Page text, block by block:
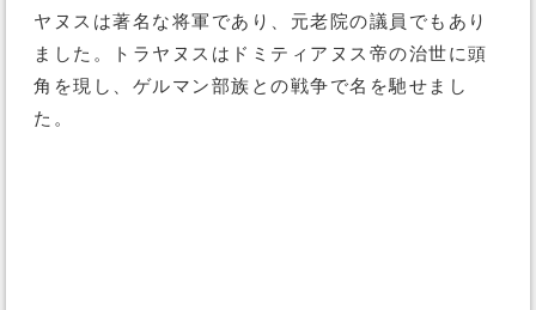
ヤヌスは著名な将軍であり、元老院の議員でもあり
ました。トラヤヌスはドミティアヌス帝の治世に頭
角を現し、ゲルマン部族との戦争で名を馳せまし
た。